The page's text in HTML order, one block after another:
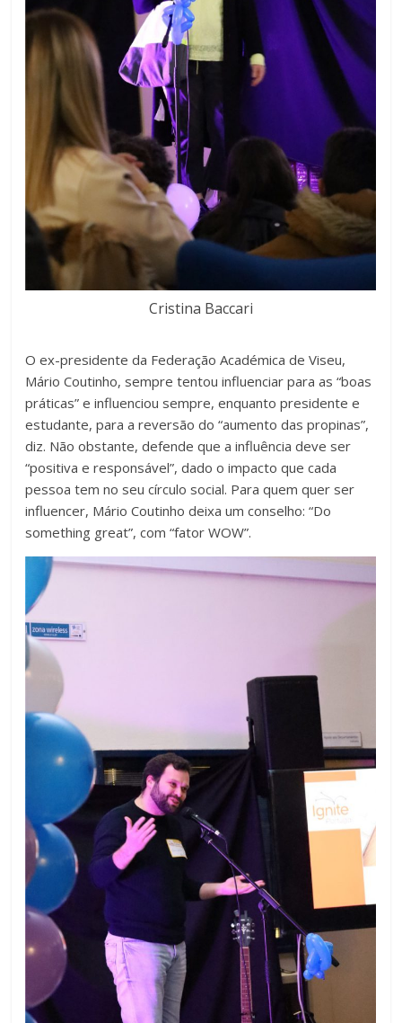
Cristina Baccari
O ex-presidente da Federação Académica de Viseu,
Mário Coutinho, sempre tentou influenciar para as “boas
práticas” e influenciou sempre, enquanto presidente e
estudante, para a reversão do “aumento das propinas”,
diz. Não obstante, defende que a influência deve ser
“positiva e responsável”, dado o impacto que cada
pessoa tem no seu círculo social. Para quem quer ser
influencer, Mário Coutinho deixa um conselho: “Do
something great”, com “fator WOW”.